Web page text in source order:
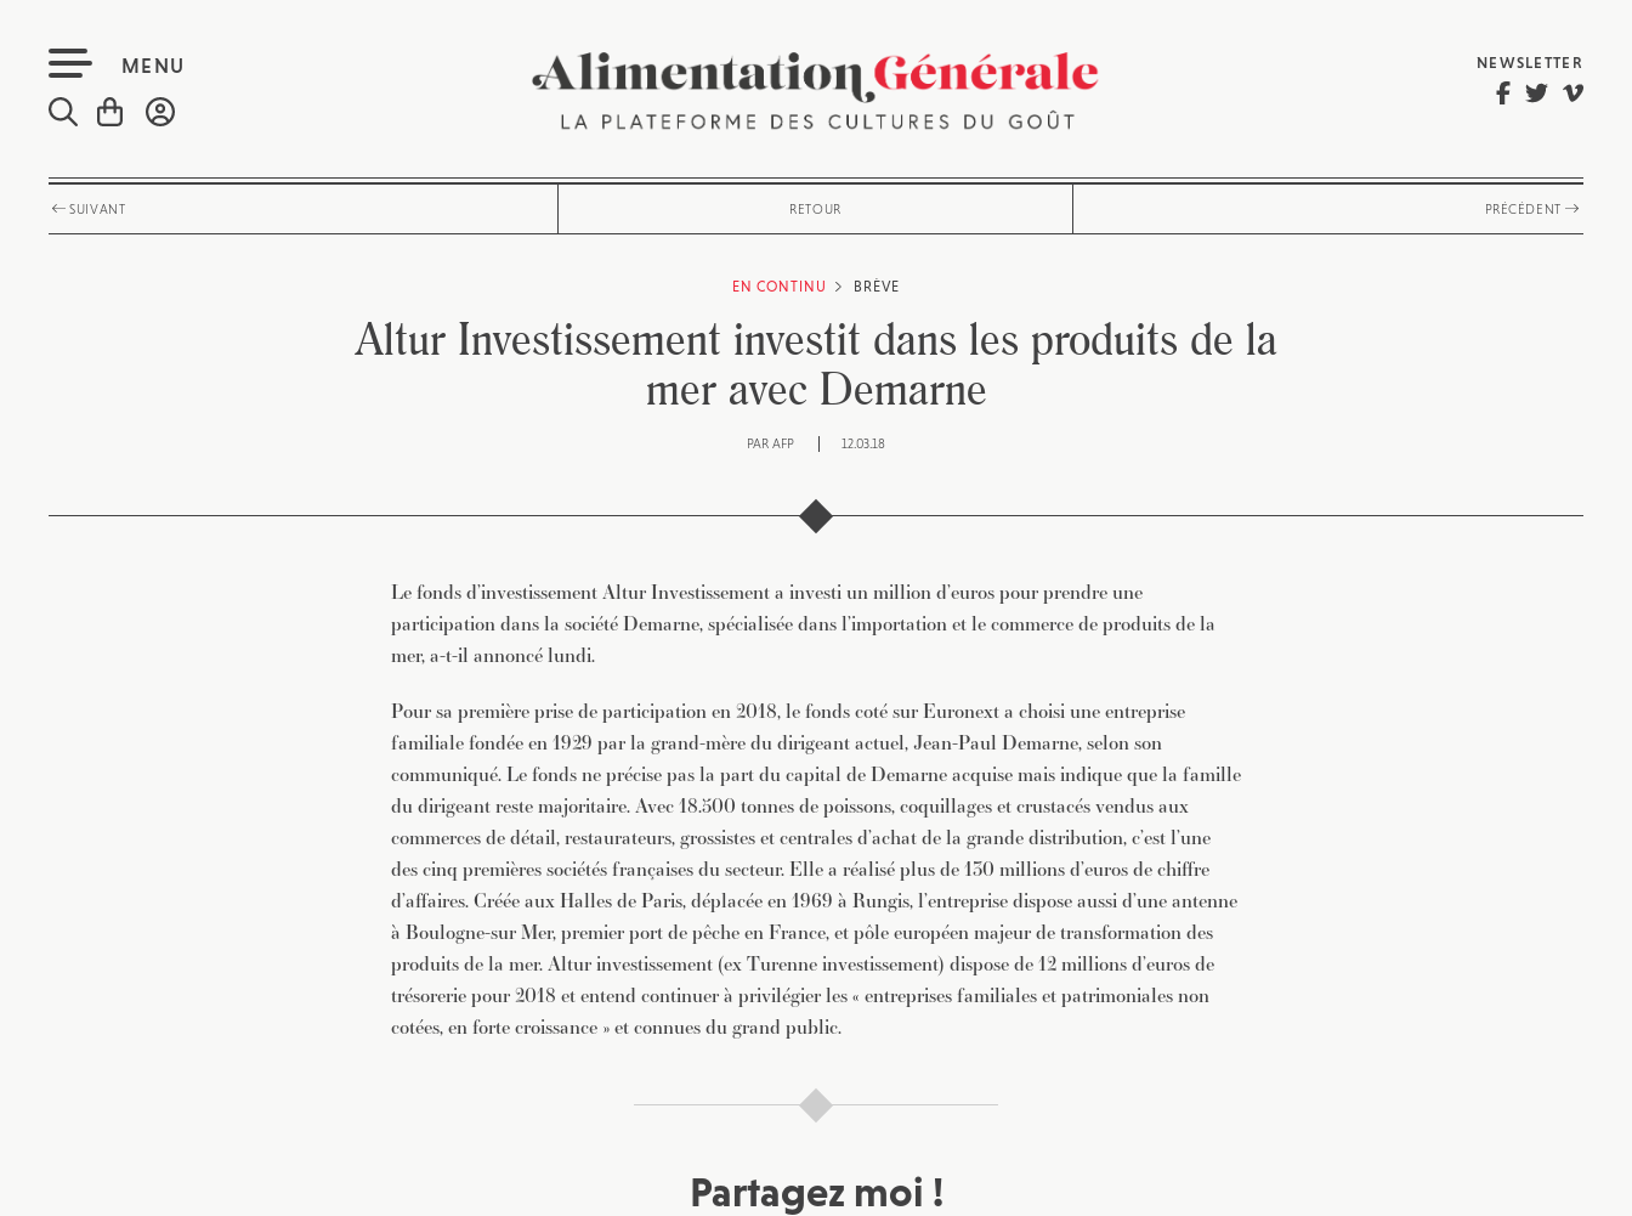
MENU NEWSLETTER
SUIVANT RETOUR PRÉCÉDENT
EN CONTINU BRÈVE
Altur Investissement investit dans les produits de la
mer avec Demarne
PAR AFP 12.03.18
Le fonds d’investissement Altur Investissement a investi un million d’euros pour prendre une
participation dans la société Demarne, spécialisée dans l’importation et le commerce de produits de la
mer, a-t-il annoncé lundi.
Pour sa première prise de participation en 2018, le fonds coté sur Euronext a choisi une entreprise
familiale fondée en 1929 par la grand-mère du dirigeant actuel, Jean-Paul Demarne, selon son
communiqué. Le fonds ne précise pas la part du capital de Demarne acquise mais indique que la famille
du dirigeant reste majoritaire. Avec 18.500 tonnes de poissons, coquillages et crustacés vendus aux
commerces de détail, restaurateurs, grossistes et centrales d’achat de la grande distribution, c’est l’une
des cinq premières sociétés françaises du secteur. Elle a réalisé plus de 130 millions d’euros de chiffre
d’affaires. Créée aux Halles de Paris, déplacée en 1969 à Rungis, l’entreprise dispose aussi d’une antenne
à Boulogne-sur Mer, premier port de pêche en France, et pôle européen majeur de transformation des
produits de la mer. Altur investissement (ex Turenne investissement) dispose de 12 millions d’euros de
trésorerie pour 2018 et entend continuer à privilégier les « entreprises familiales et patrimoniales non
cotées, en forte croissance » et connues du grand public.
Partagez moi !